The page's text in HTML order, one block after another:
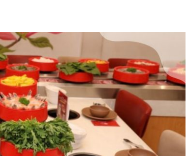
phục vụ tốt nhất:
TP. Hồ Chí Minh
E-Coupon
thành tiền mặt, không trả lại tiền thừa.
mại khác